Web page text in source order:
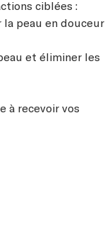
ciblées :
peau en douceur
et éliminer les
à recevoir vos